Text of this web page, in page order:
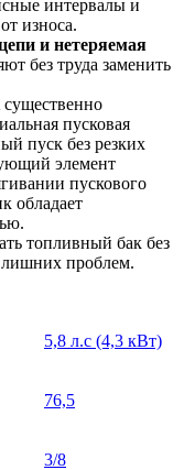
интервалы и
износа.
и нетеряемая
без труда заменить
существенно
пусковая
пуск без резких
элемент
пускового
обладает
топливный бак без
лишних проблем.
5,8 л.с (4,3 кВт)
76,5
3/8